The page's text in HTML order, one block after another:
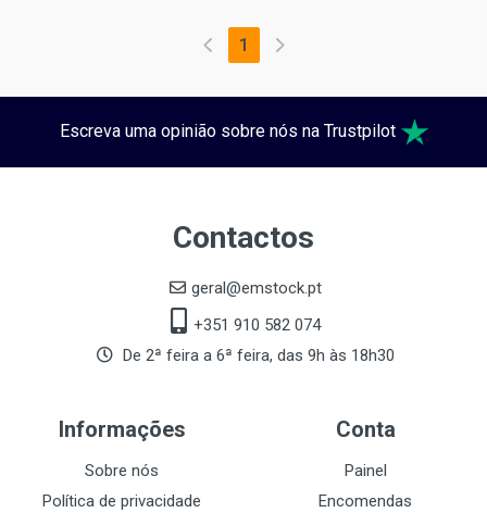
1
Escreva uma opinião sobre nós na Trustpilot
Contactos
geral@emstock.pt
+351 910 582 074
De 2ª feira a 6ª feira, das 9h às 18h30
Informações
Sobre nós
Política de privacidade
Conta
Painel
Encomendas